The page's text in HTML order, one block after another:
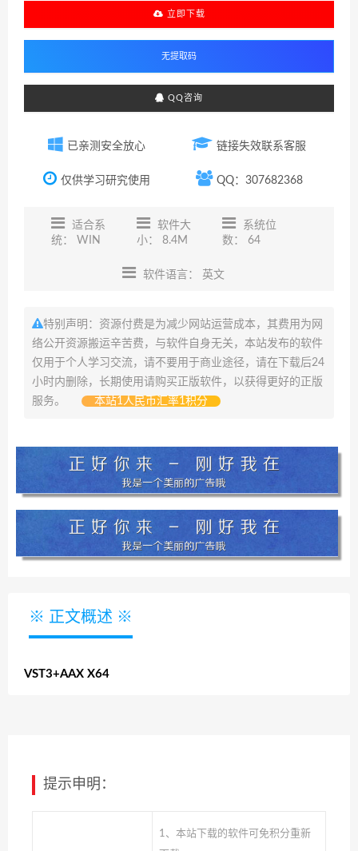
立即下载
QQ咨询
已亲测安全放心
仅供学习研究使用
链接失效联系客服
QQ：307682368
适合系
统： WIN
软件大
小： 8.4M
系统位
数： 64
软件语言： 英文
特别声明：资源付费是为减少网站运营成本，其费用为网
络公开资源搬运辛苦费，与软件自身无关，本站发布的软件
仅用于个人学习交流，请不要用于商业途径，请在下载后24
小时内删除，长期使用请购买正版软件，以获得更好的正版
服务。
本站1人民币汇率1积分
※ 正文概述 ※
VST3+AAX X64
提示申明：
1、本站下载的软件可免积分重新